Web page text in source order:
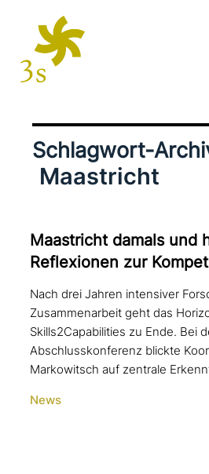
Schlagwort-
Maastricht
Maastricht damals und
Reflexionen zur
Nach drei Jahren intensiver
Zusammenarbeit geht das
Skills2Capabilities zu Ende. Bei
Abschlusskonferenz blickte
Markowitsch auf zentrale
News